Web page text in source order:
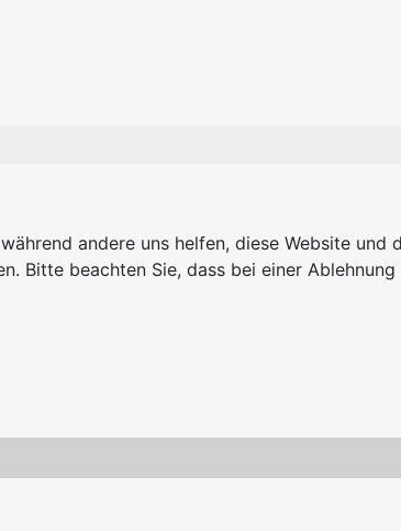
andere uns helfen, diese Website und
Bitte beachten Sie, dass bei einer